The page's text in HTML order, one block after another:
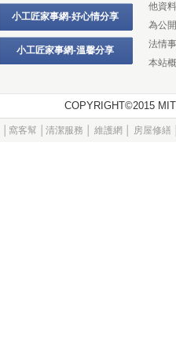
小工匠家事網-好心情分享
小工匠家事網-溫馨分享
他資
為公
法情
本站
COPYRIGHT©2015
窩客幫 清潔服務 維護網 房屋修繕